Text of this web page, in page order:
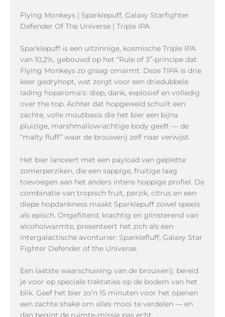
Flying Monkeys | Sparklepuff, Galaxy Starfighter
Defender Of The Universe | Triple IPA
Sparklepuff is een uitzinnige, kosmische Triple IPA
van 10,2%, gebouwd op het “Rule of 3”-principe dat
Flying Monkeys zo graag omarmt. Deze TIPA is drie
keer gedryhopt, wat zorgt voor een driedubbele
lading hoparoma’s: diep, dank, explosief en volledig
over the top. Achter dat hopgeweld schuilt een
zachte, volle moutbasis die het bier een bijna
pluizige, marshmallow‑achtige body geeft — de
“malty fluff” waar de brouwerij zelf naar verwijst.
Het bier lanceert met een payload van geplette
zomerperziken, die een sappige, fruitige laag
toevoegen aan het anders intens hoppige profiel. De
combinatie van tropisch fruit, perzik, citrus en een
diepe hopdankness maakt Sparklepuff zowel speels
als episch. Ongefilterd, krachtig en glinsterend van
alcoholwarmte, presenteert het zich als een
intergalactische avonturier: Sparklefluff, Galaxy Star
Fighter Defender of the Universe.
Een laatste waarschuwing van de brouwerij: bereid
je voor op speciale traktaties op de bodem van het
blik. Geef het bier zo’n 15 minuten voor het openen
een zachte shake om alles mooi te verdelen — en
dan begint de ruimte‑missie pas echt.